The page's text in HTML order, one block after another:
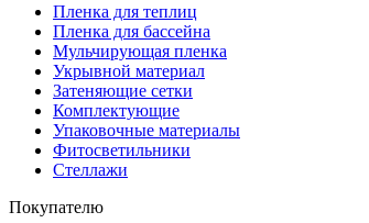
Пленка для теплиц
Пленка для бассейна
Мульчирующая пленка
Укрывной материал
Затеняющие сетки
Комплектующие
Упаковочные материалы
Фитосветильники
Стеллажи
Покупателю